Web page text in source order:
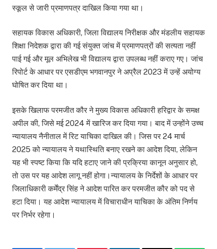
स्कूल से जारी प्रमाणपत्र दाखिल किया गया था।
सहायक विकास अधिकारी, जिला विद्यालय निरीक्षक और मंडलीय सहायक
शिक्षा निदेशक द्वारा की गई संयुक्त जांच में प्रमाणपत्रों की सत्यता नहीं
पाई गई और मूल अभिलेख भी विद्यालय द्वारा उपलब्ध नहीं कराए गए। जांच
रिपोर्ट के आधार पर एसडीएम भगवानपुर ने अप्रैल 2023 में उन्हें अयोग्य
घोषित कर दिया था।
इसके खिलाफ परमजीत कौर ने मुख्य विकास अधिकारी हरिद्वार के समक्ष
अपील की, जिसे मई 2024 में खारिज कर दिया गया। बाद में उन्होंने उच्च
न्यायालय नैनीताल में रिट याचिका दाखिल की। जिस पर 24 मार्च
2025 को न्यायालय ने यथास्थिति बनाए रखने का आदेश दिया, लेकिन
यह भी स्पष्ट किया कि यदि हटाए जाने की प्रक्रिया कानून अनुसार हो,
तो उस पर यह आदेश लागू नहीं होगा।न्यायालय के निर्देशों के आधार पर
जिलाधिकारी कर्मेंद्र सिंह ने आदेश पारित कर परमजीत कौर को पद से
हटा दिया। यह आदेश न्यायालय में विचाराधीन याचिका के अंतिम निर्णय
पर निर्भर रहेगा।